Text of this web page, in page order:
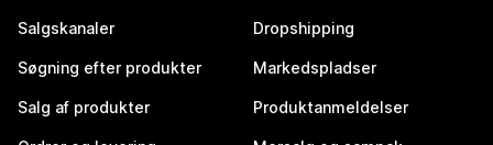
Salgskanaler
Søgning efter produkter
Salg af produkter
Dropshipping
Markedspladser
Produktanmeldelser